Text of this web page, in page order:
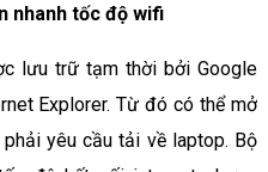
nhanh tốc độ wifi
lưu trữ tạm thời bởi Google
Explorer. Từ đó có thể mở
yêu cầu tải về laptop. Bộ